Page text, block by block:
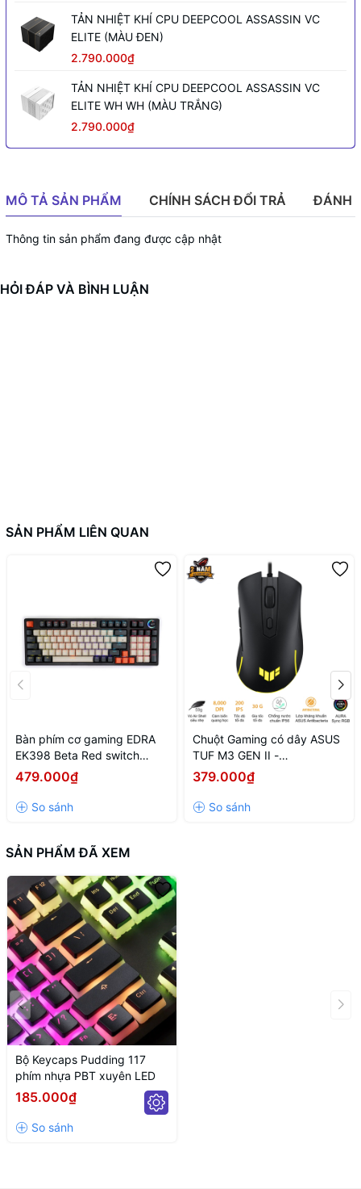
TẢN NHIỆT KHÍ CPU DEEPCOOL ASSASSIN VC
ELITE (MÀU ĐEN)
2.790.000₫
TẢN NHIỆT KHÍ CPU DEEPCOOL ASSASSIN VC
ELITE WH WH (MÀU TRẮNG)
2.790.000₫
MÔ TẢ SẢN PHẨM CHÍNH SÁCH ĐỔI TRẢ ĐÁNH
Thông tin sản phẩm đang được cập nhật
HỎI ĐÁP VÀ BÌNH LUẬN
SẢN PHẨM LIÊN QUAN
Bàn phím cơ gaming EDRA
EK398 Beta Red switch
(USB/ABS/Led Rainbow)
479.000₫
Chuột Gaming có dây ASUS
TUF M3 GEN II -
90MP0320-BMUA00
379.000₫
SẢN PHẨM ĐÃ XEM
Bộ Keycaps Pudding 117
phím nhựa PBT xuyên LED
185.000₫